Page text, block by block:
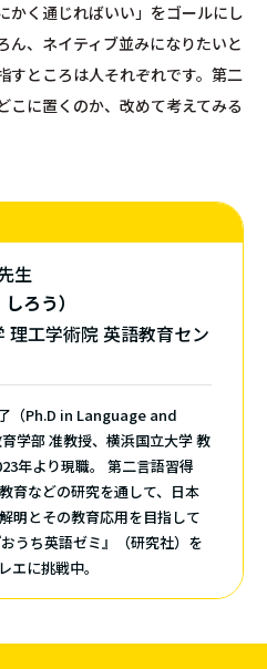
かく通じればいい」をゴールにし
ん、ネイティブ並みになりたいと
すところは人それぞれです。第二
こに置くのか、改めて考えてみる
生
ろう）
理工学術院 英語教育セン
（Ph.D in Language and
学部 准教授、横浜国立大学 教
年より現職。 第二言語習得
育などの研究を通して、日本
明とその教育応用を目指して
うち英語ゼミ』（研究社）を
エに挑戦中。